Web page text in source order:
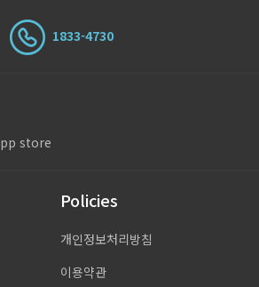
Policies
개인정보처리방침
이용약관
store
1833-4730